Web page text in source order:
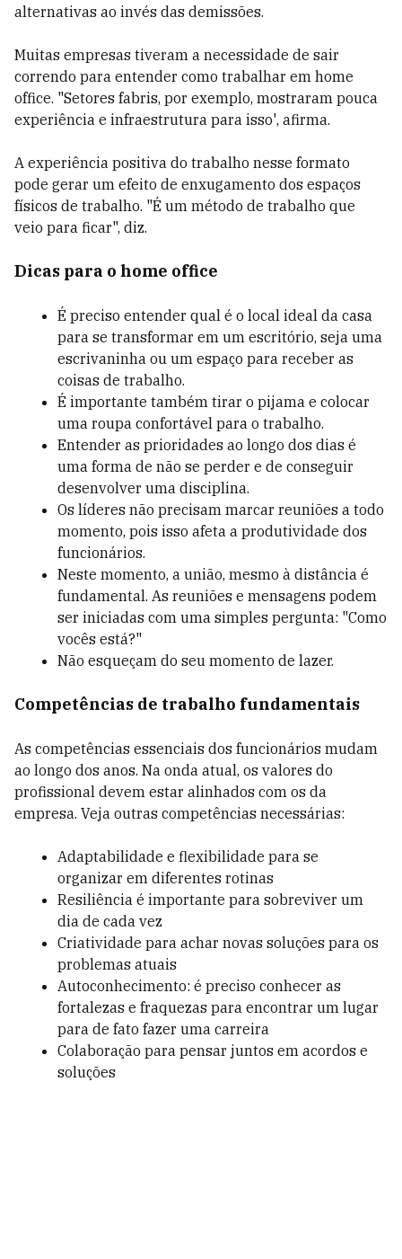
alternativas ao invés das demissões.
Muitas empresas tiveram a necessidade de sair
correndo para entender como trabalhar em home
office. "Setores fabris, por exemplo, mostraram pouca
experiência e infraestrutura para isso', afirma.
A experiência positiva do trabalho nesse formato
pode gerar um efeito de enxugamento dos espaços
físicos de trabalho. "É um método de trabalho que
veio para ficar", diz.
Dicas para o home office
É preciso entender qual é o local ideal da casa
para se transformar em um escritório, seja uma
escrivaninha ou um espaço para receber as
coisas de trabalho.
É importante também tirar o pijama e colocar
uma roupa confortável para o trabalho.
Entender as prioridades ao longo dos dias é
uma forma de não se perder e de conseguir
desenvolver uma disciplina.
Os líderes não precisam marcar reuniões a todo
momento, pois isso afeta a produtividade dos
funcionários.
Neste momento, a união, mesmo à distância é
fundamental. As reuniões e mensagens podem
ser iniciadas com uma simples pergunta: "Como
vocês está?"
Não esqueçam do seu momento de lazer.
Competências de trabalho fundamentais
As competências essenciais dos funcionários mudam
ao longo dos anos. Na onda atual, os valores do
profissional devem estar alinhados com os da
empresa. Veja outras competências necessárias:
Adaptabilidade e flexibilidade para se
organizar em diferentes rotinas
Resiliência é importante para sobreviver um
dia de cada vez
Criatividade para achar novas soluções para os
problemas atuais
Autoconhecimento: é preciso conhecer as
fortalezas e fraquezas para encontrar um lugar
para de fato fazer uma carreira
Colaboração para pensar juntos em acordos e
soluções